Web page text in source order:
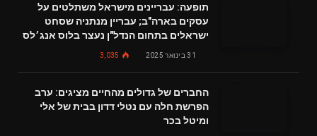
תופעה: עבריינים מישראל משתלטים על
עסקים בארה"ב; עבריין מנתניה שסחט
ישראלים בתחום הנדל"ן נעצר בלוס אנג׳לס
31 בינואר 2025 3,035
החברים של גדולים מהחיים מציגים: ערב
הפרשת חלה עם נטלי דדון בבית של אלי
ומיטל בכר